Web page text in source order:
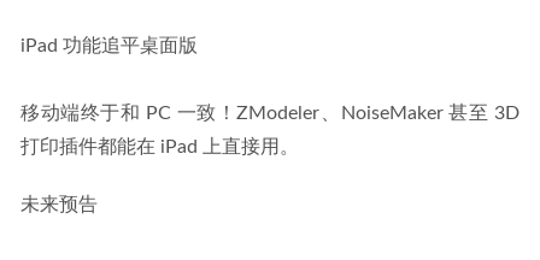
iPad 功能追平桌面版
移动端终于和 PC 一致！ZModeler、NoiseMaker 甚至 3D
打印插件都能在 iPad 上直接用。
未来预告